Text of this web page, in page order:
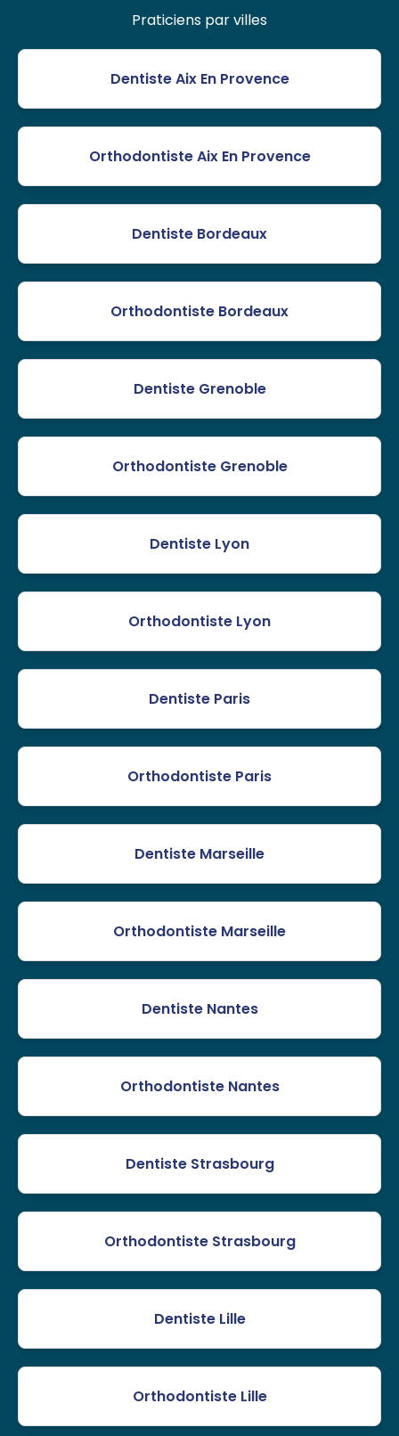
Praticiens par villes
Dentiste Aix En Provence
Orthodontiste Aix En Provence
Dentiste Bordeaux
Orthodontiste Bordeaux
Dentiste Grenoble
Orthodontiste Grenoble
Dentiste Lyon
Orthodontiste Lyon
Dentiste Paris
Orthodontiste Paris
Dentiste Marseille
Orthodontiste Marseille
Dentiste Nantes
Orthodontiste Nantes
Dentiste Strasbourg
Orthodontiste Strasbourg
Dentiste Lille
Orthodontiste Lille